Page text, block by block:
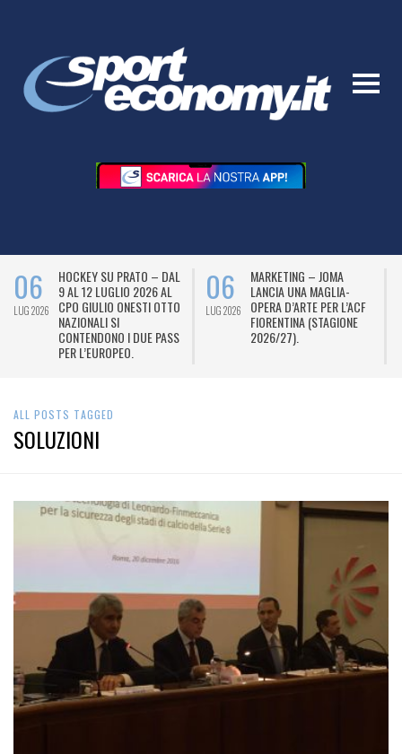
06
LUG 2026
HOCKEY SU PRATO – DAL
9 AL 12 LUGLIO 2026 AL
CPO GIULIO ONESTI OTTO
NAZIONALI SI
CONTENDONO I DUE PASS
PER L’EUROPEO.
06
LUG 2026
MARKETING – JOMA
LANCIA UNA MAGLIA-
OPERA D’ARTE PER L’ACF
FIORENTINA (STAGIONE
2026/27).
ALL POSTS TAGGED
SOLUZIONI